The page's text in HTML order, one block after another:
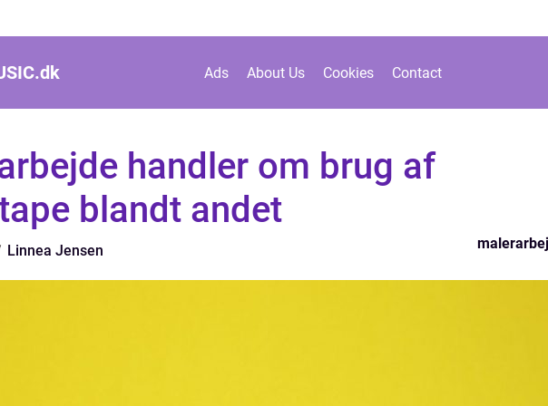
dk Ads About Us Cookies Contact
handler om brug af
blandt andet
Linnea Jensen